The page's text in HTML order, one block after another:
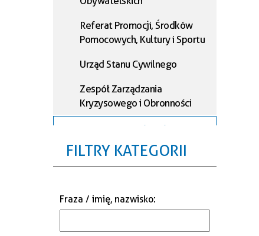
Referat Promocji, Środków
Pomocowych, Kultury i Sportu
Urząd Stanu Cywilnego
Zespół Zarządzania
Kryzysowego i Obronności
Referat Podatkowy
Referat Administracji i
FILTRY KATEGORII
Fraza / imię, nazwisko: